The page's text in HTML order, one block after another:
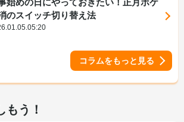
始めの日にやっておきたい！正月ボケ
のスイッチ切り替え法
コラムをもっと見る
もう！